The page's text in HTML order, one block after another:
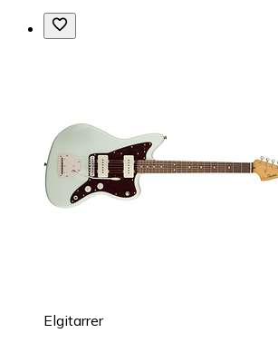
Elgitarrer